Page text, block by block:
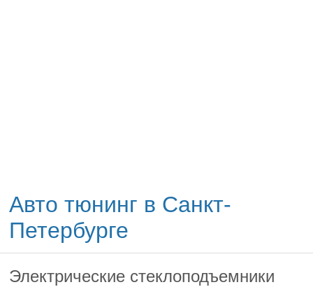
Авто тюнинг в Санкт-
Петербурге
Электрические стеклоподъемники